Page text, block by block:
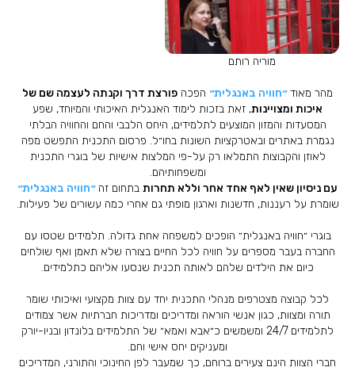
מוריה רותם
מהר מאוד״חוויה באנגלית״ הפכה פורצת דרך וקנתה לעצמה שם של
איכות ומצויינות, זאת בזכות לימוד האנגלית האיכותי והמיוחד, שפע
המסעדות והמזון המוצעים לתלמידים, היחס הלבבי והחם והחוויה הבלתי
נגמרת באתרים ובאטרקציות השונות בחו״ל. פרסום התכנית התפשט מפה
לאוזן והקבוצות התמלאו רק על-פי המלצות אישיות של בוגרי התכנית
ומשפחותיהם.
עם ניסיון שאין לאף אחד אחר וללא תחרות בתחום זה״חוויה באנגלית״
שומרת על רעננות, חדשנות וארגון מופתי גם אחרי כמה עשורים של פעילות.
בוגרי ״חוויה באנגלית״ הופכים למשפחה אחת גדולה. תלמידים שטסו עם
החברה בעבר מספרים על חוויה לכל החיים בצורה שלא תאמן ואף שולחים
כיום את הילדים שלהם לאותה תכנית שנסעו אליהם כתלמידים.
לכל קבוצה מצטרפים מנהלי התכנית יחד עם צוות מקצועי ואיכותי שומר
תורה ומצוות, כגון אנשי הוראה ומדריכים ומדריכות חברתיות אשר צמודים
לתלמידים 24/7 ומשמשים כ״אבא ואמא״ של התלמידים בלונדון ובניו-יורק
ומעניקים יחס אישי וחם.
חברי הצוות הינם צעירים ברוחם, כך שמעבר לפן החינוכי והתורני, המדריכים